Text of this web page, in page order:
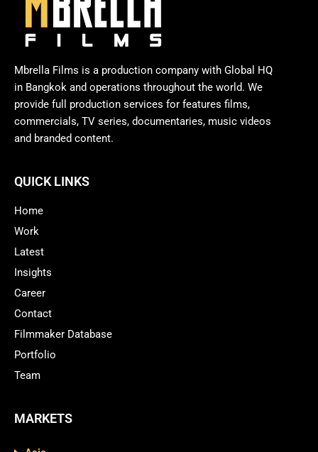
Mbrella Films is a production company with Global HQ
in Bangkok and operations throughout the world. We
provide full production services for features films,
commercials, TV series, documentaries, music videos
and branded content.
QUICK LINKS
Home
Work
Latest
Insights
Career
Contact
Filmmaker Database
Portfolio
Team
MARKETS